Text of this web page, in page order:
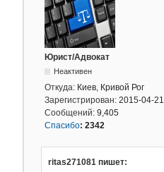
Юрист/Адвокат
Неактивен
Откуда: Киев, Кривой Рог
Зарегистрирован: 2015-04-21
Сообщений: 9,405
Спасибо: 2342
ritas271081 пишет: